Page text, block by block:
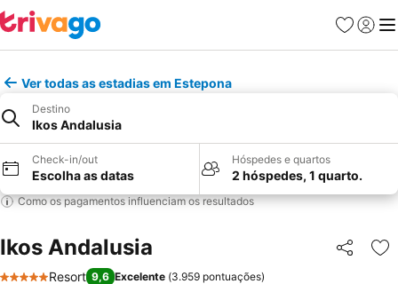
Favoritos
Iniciar
Ver todas as estadias em Estepona
Destino
Ikos Andalusia
Check-in/out
Escolha as datas
Hóspedes e quartos
2 hóspedes, 1 quarto.
Como os pagamentos influenciam os resultados
Ikos Andalusia Partilhar
Resort 9,6 Excelente (3.959 pontuações)